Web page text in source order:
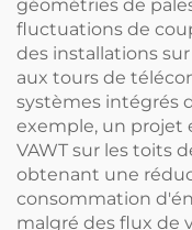
géométries de
fluctuations de
des installations
aux tours de
systèmes intégrés
exemple, un projet
VAWT sur les toits
obtenant une
consommation
malgré des flux de